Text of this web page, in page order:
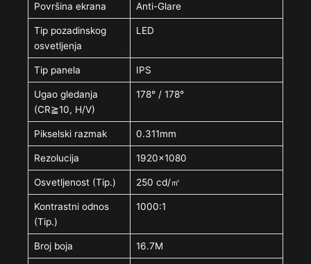
Površina ekrana Anti-Glare
Tip pozadinskog
osvetljenja
LED
Tip panela IPS
Ugao gledanja
(CR≧10, H/V)
178° / 178°
Pikselski razmak 0.311mm
Rezolucija 1920×1080
Osvetljenost (Tip.) 250 cd/㎡
Kontrastni odnos
(Tip.)
1000:1
Broj boja 16.7M